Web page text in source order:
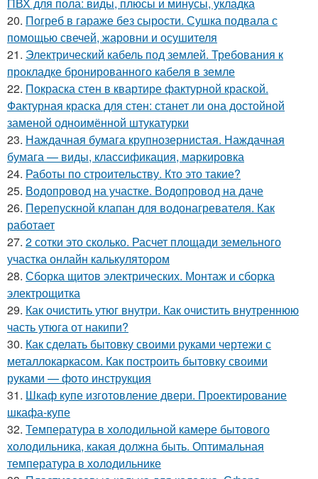
20. Погреб в гараже без сырости. Сушка подвала с
помощью свечей, жаровни и осушителя
21. Электрический кабель под землей. Требования к
прокладке бронированного кабеля в земле
22. Покраска стен в квартире фактурной краской.
Фактурная краска для стен: станет ли она достойной
заменой одноимённой штукатурки
23. Наждачная бумага крупнозернистая. Наждачная
бумага — виды, классификация, маркировка
24. Работы по строительству. Кто это такие?
25. Водопровод на участке. Водопровод на даче
26. Перепускной клапан для водонагревателя. Как
работает
27. 2 сотки это сколько. Расчет площади земельного
участка онлайн калькулятором
28. Сборка щитов электрических. Монтаж и сборка
электрощитка
29. Как очистить утюг внутри. Как очистить внутреннюю
часть утюга от накипи?
30. Как сделать бытовку своими руками чертежи с
металлокаркасом. Как построить бытовку своими
руками — фото инструкция
31. Шкаф купе изготовление двери. Проектирование
шкафа-купе
32. Температура в холодильной камере бытового
холодильника, какая должна быть. Оптимальная
температура в холодильнике